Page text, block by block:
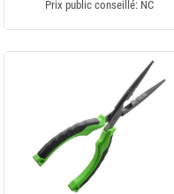
Prix public conseillé: NC